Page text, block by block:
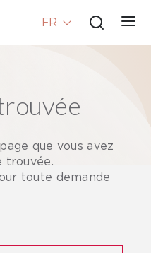
FR
que vous avez
trouvée.
toute demande